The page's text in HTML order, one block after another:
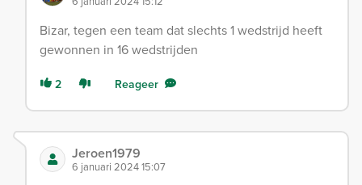
Bizar, tegen een team dat slechts 1 wedstrijd heeft
gewonnen in 16 wedstrijden
2 Reageer
Jeroen1979
6 januari 2024 15:07